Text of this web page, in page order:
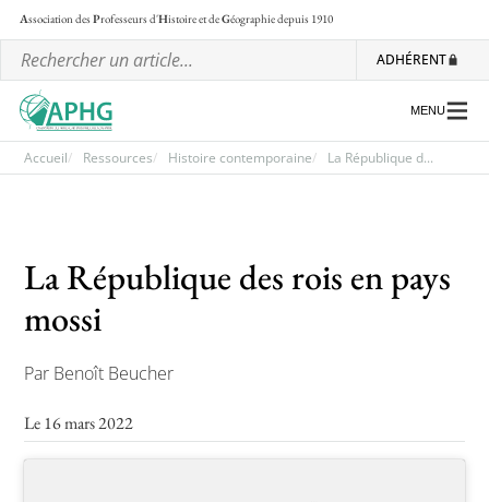
Association desProfesseurs d'Histoire et deGéographiedepuis 1910
ADHÉRENT
Les régionales
L’APHG dans la presse
MENU
Accueil Ressources Histoire contemporaine La République d...
La République des rois en pays
mossi
Par Benoît Beucher
Le 16 mars 2022